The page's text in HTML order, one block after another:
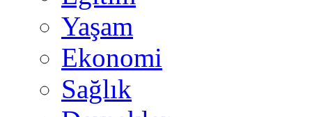
Yaşam
Ekonomi
Sağlık